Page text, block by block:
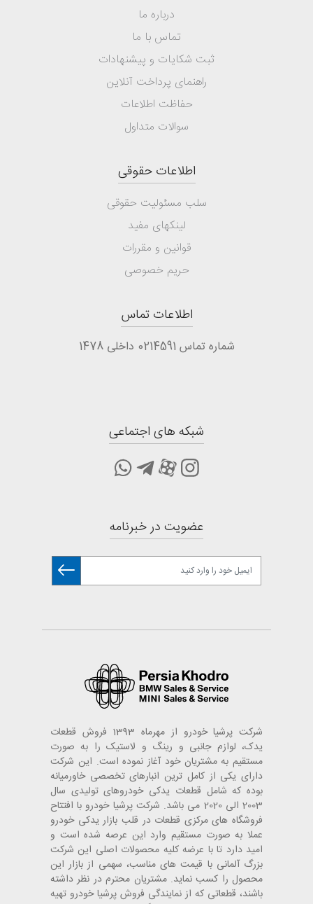
درباره ما
تماس با ما
ثبت شکایات و پیشنهادات
راهنمای پرداخت آنلاین
حفاظت اطلاعات
سوالات متداول
اطلاعات حقوقی
سلب مسئولیت حقوقی
لینکهای مفید
قوانین و مقررات
حریم خصوصی
اطلاعات تماس
شماره تماس 0214591 داخلی 1478
شبکه های اجتماعی
عضویت در خبرنامه
شرکت پرشیا خودرو از مهرماه 1393 فروش قطعات
یدک، لوازم جانبی و رینگ و لاستیک را به صورت
مستقیم به مشتریان خود آغاز نموده است. این شرکت
دارای یکی از کامل ترین انبارهای تخصصی خاورمیانه
بوده که شامل قطعات یدکی خودروهای تولیدی سال
2003 الی 2020 می باشد. شرکت پرشیا خودرو با افتتاح
فروشگاه های مرکزی قطعات در قلب بازار یدکی خودرو
عملا به صورت مستقیم وارد این عرصه شده است و
امید دارد تا با عرضه کلیه محصولات اصلی این شرکت
بزرگ آلمانی با قیمت های مناسب، سهمی از بازار این
محصول را کسب نماید. مشتریان محترم در نظر داشته
باشند، قطعاتی که از نمایندگی فروش پرشیا خودرو تهیه